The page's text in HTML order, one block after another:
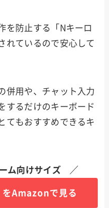
を防止する「Nキーロ
れているので安心して
併用や、チャット入力
するだけのキーボード
てもおすすめできるキ
ム向けサイズ ／
をAmazonで見る